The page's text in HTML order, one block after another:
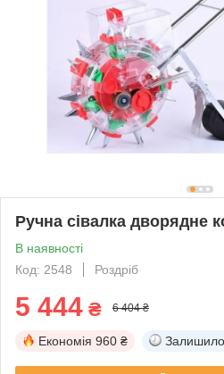
Ручна сівалка дворядне
В наявності
Код: 2548
Роздріб
5 444 ₴ 6 404 ₴
Економія 960 ₴